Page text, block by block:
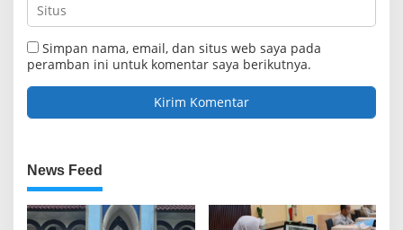
Simpan nama, email, dan situs web saya pada
peramban ini untuk komentar saya berikutnya.
News Feed